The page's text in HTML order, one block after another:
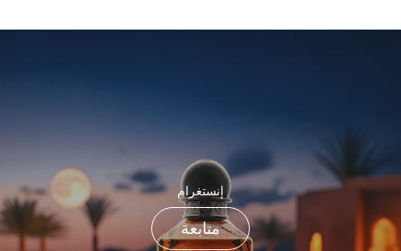
إنستغرام
متابعة